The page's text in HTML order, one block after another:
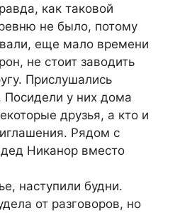
как таковой
не было, потому
еще мало времени
не стоит заводить
Прислушались
Посидели у них дома
друзья, а кто и
Рядом с
Никанор вместо
наступили будни.
от разговоров, но